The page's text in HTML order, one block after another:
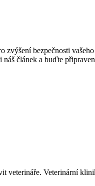
zvýšení bezpečnosti
náš článek a buďte
Veterinární